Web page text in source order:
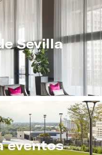
Sevilla
eventos